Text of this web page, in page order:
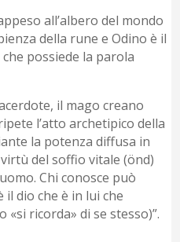
all’albero del mondo
della rune e Odino è il
possiede la parola
il mago creano
l’atto archetipico della
la potenza diffusa in
del soffio vitale (önd)
Chi conosce può
dio che è in lui che
«si ricorda» di se stesso)”.